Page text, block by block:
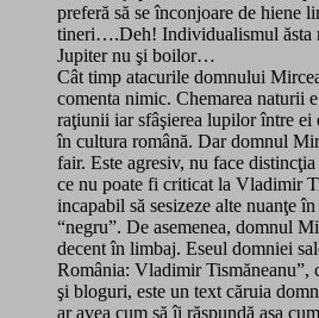
preferă să se înconjoare de hiene
tineri….Deh! Individualismul ăsta
Jupiter nu şi boilor…
Cât timp atacurile domnului
comenta nimic. Chemarea naturii
raţiunii iar sfâşierea lupilor între ei
în cultura română. Dar domnul
fair. Este agresiv, nu face
ce nu poate fi criticat la Vladimir
incapabil să sesizeze alte nuanţe
“negru”. De asemenea, domnul
decent în limbaj. Eseul domniei
România: Vladimir Tismăneanu”,
şi bloguri, este un text căruia
ar avea cum să îi răspundă aşa